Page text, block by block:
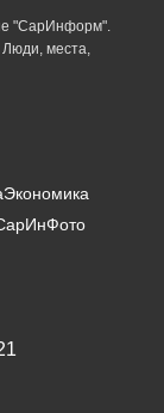
"СарИнформ".
места,
Экономика